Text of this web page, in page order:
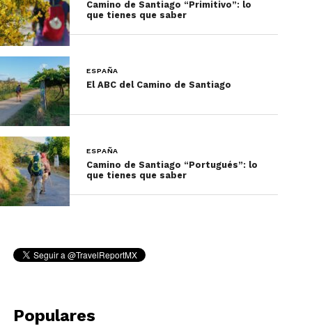
Traído bloque a bloque desde la región de Nubia
años de historia. Es, además, el lugar preferido de
Camino de Santiago “Primitivo”: lo
que tienes que saber
ESPAÑA
El ABC del Camino de Santiago
ESPAÑA
Camino de Santiago “Portugués”: lo
que tienes que saber
Populares